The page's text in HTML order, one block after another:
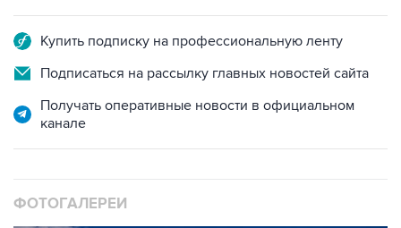
Купить подписку на профессиональную ленту
Подписаться на рассылку главных новостей сайта
Получать оперативные новости в официальном
канале
ФОТОГАЛЕРЕИ